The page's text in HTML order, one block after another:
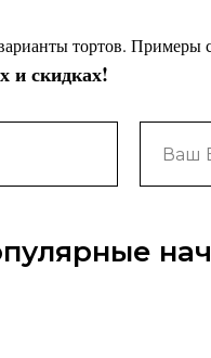
тортов. Примеры
и скидках!